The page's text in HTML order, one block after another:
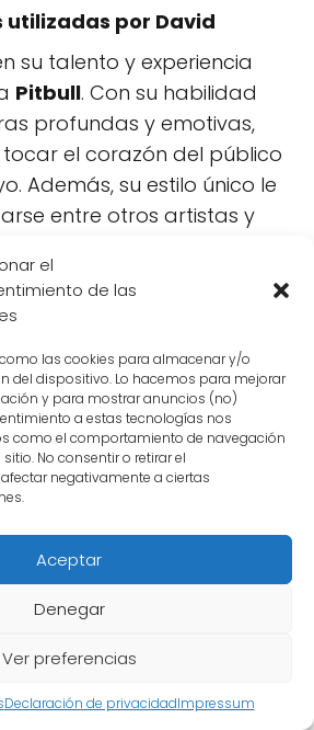
el
de las
las cookies para almacenar y/o
del dispositivo. Lo hacemos para mejorar
y para mostrar anuncios (no)
a estas tecnologías nos
como el comportamiento de navegación
No consentir o retirar el
negativamente a ciertas
Aceptar
Denegar
Ver preferencias
Declaración de privacidadImpressum
utilizadas por David
su talento y experiencia
Pitbull. Con su habilidad
profundas y emotivas,
el corazón del público
Además, su estilo único le
entre otros artistas y
de la estrategia de
en la calidad de su
ha buscado superarse a sí
que transmitan
Esto le ha permitido ganar
y del público en
por Pitbull
lado, se enfocó en su
para enfrentar a
bailen al ritmo de su música,